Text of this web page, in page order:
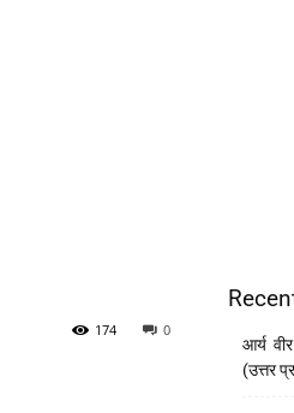
0
174
आर्य
(उत्तर